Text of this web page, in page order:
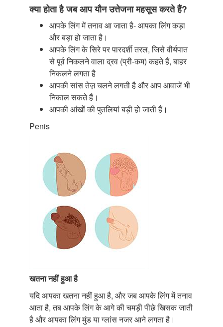
क्या होता है जब आप यौन उत्तेजना महसूस करते हैं?
आपके लिंग में तनाव आ जाता है- आपका लिंग कड़ा
और बड़ा हो जाता है।
आपके लिंग के सिरे पर पारदर्शी तरल, जिसे वीर्यपात
से पूर्व निकलने वाला द्रव (प्री-कम) कहते हैं, बाहर
निकलने लगता है
आपकी सांस तेज़ चलने लगती है और आप आवाजें भी
निकाल सकते हैं।
आपकी आंखों की पुतलियां बड़ी हो जाती हैं।
Penis
खतना नहीं हुआ है
यदि आपका खतना नहीं हुआ है, और जब आपके लिंग में तनाव
आता है, तब आपके लिंग के आगे की चमड़ी पीछे खिसक जाती
है और आपका लिंग मुंड या ग्लांस नजर आने लगता है।